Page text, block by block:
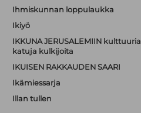
Ihmiskunnan loppulaukka
Ikiyö
IKKUNA JERUSALEMIIN kulttuuria
katuja kulkijoita
IKUISEN RAKKAUDEN SAARI
Ikämiessarja
Illan tullen